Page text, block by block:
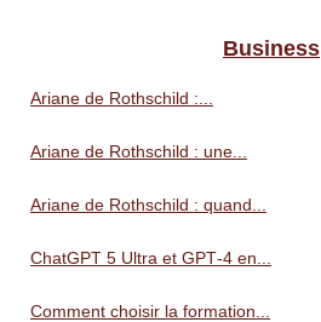
Business
Ariane de Rothschild :...
Ariane de Rothschild : une...
Ariane de Rothschild : quand...
ChatGPT 5 Ultra et GPT‑4 en...
Comment choisir la formation...